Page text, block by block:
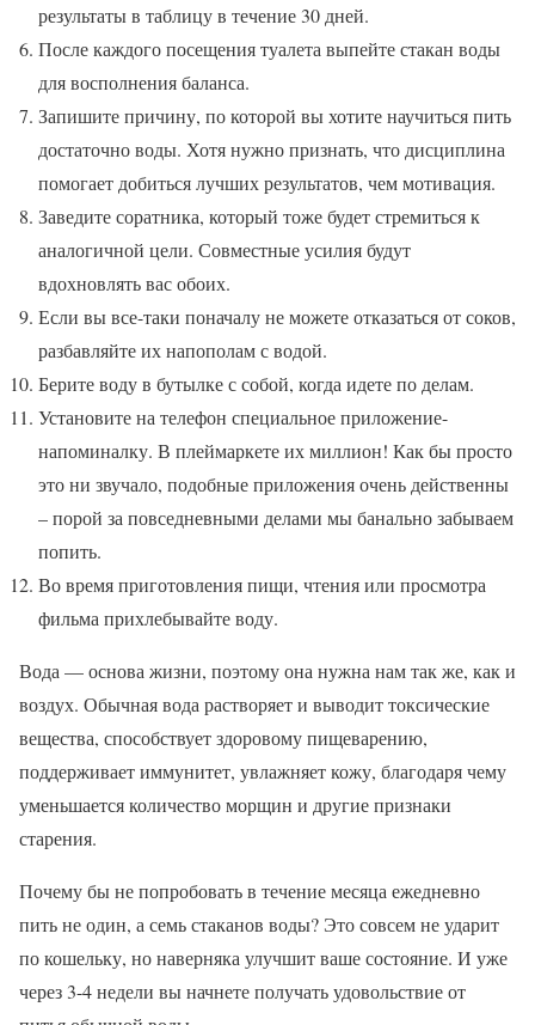
результаты в таблицу в течение 30 дней.
После каждого посещения туалета выпейте стакан воды
для восполнения баланса.
Запишите причину, по которой вы хотите научиться пить
достаточно воды. Хотя нужно признать, что дисциплина
помогает добиться лучших результатов, чем мотивация.
Заведите соратника, который тоже будет стремиться к
аналогичной цели. Совместные усилия будут
вдохновлять вас обоих.
Если вы все-таки поначалу не можете отказаться от соков,
разбавляйте их напополам с водой.
Берите воду в бутылке с собой, когда идете по делам.
Установите на телефон специальное приложение-
напоминалку. В плеймаркете их миллион! Как бы просто
это ни звучало, подобные приложения очень действенны
– порой за повседневными делами мы банально забываем
попить.
Во время приготовления пищи, чтения или просмотра
фильма прихлебывайте воду.
Вода — основа жизни, поэтому она нужна нам так же, как и
воздух. Обычная вода растворяет и выводит токсические
вещества, способствует здоровому пищеварению,
поддерживает иммунитет, увлажняет кожу, благодаря чему
уменьшается количество морщин и другие признаки
старения.
Почему бы не попробовать в течение месяца ежедневно
пить не один, а семь стаканов воды? Это совсем не ударит
по кошельку, но наверняка улучшит ваше состояние. И уже
через 3-4 недели вы начнете получать удовольствие от